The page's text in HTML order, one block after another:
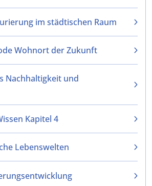
im städtischen Raum
Wohnort der Zukunft
Nachhaltigkeit und
Kapitel 4
Lebenswelten